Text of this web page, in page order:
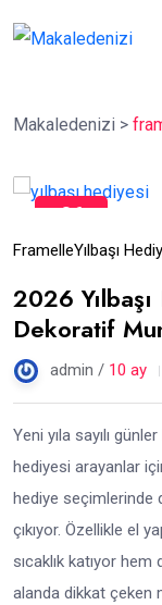
Makaledenizi >
06
Eki
FramelleYılbaşı
2026
Dekoratif
admin / 10 ay
Yeni yıla sayılı
hediyesi arayanlar
hediye seçimlerinde
çıkıyor. Özellikle el
sıcaklık katıyor
alanda dikkat çeken